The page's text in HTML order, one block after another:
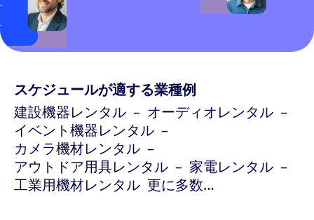
スケジュールが適する業種例
建設機器レンタル
オーディオレンタル
イベント機器レンタル
カメラ機材レンタル
アウトドア用具レンタル
家電レンタル
工業用機材レンタル 更に多数…